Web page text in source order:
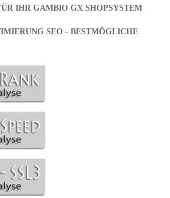
IHR GAMBIO GX SHOPSYSTEM
SEO - BESTMÖGLICHE